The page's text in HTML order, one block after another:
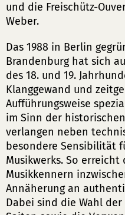
und die Freischütz-
Weber.
Das 1988 in Berlin
Brandenburg hat sich
des 18. und 19.
Klanggewand und
Aufführungsweise
im Sinn der
verlangen neben
besondere Sensibilität
Musikwerks. So
Musikkennern
Annäherung an
Dabei sind die Wahl